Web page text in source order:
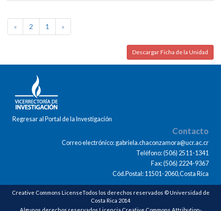
« 2 1 »
Descargar Ficha de la Unidad
Regresar al Portal de la Investigación
Contacto
Correo electrónico: gabriela.chaconzamora@ucr.ac.cr
Teléfono: (506) 2511-1341
Fax: (506) 2224-9367
Cód.Postal: 11501-2060,Costa Rica
Creative Commons LicenseTodos los derechos reservados © Universidad de
Costa Rica 2014